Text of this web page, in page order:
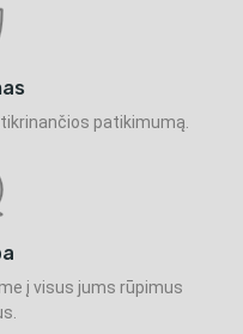
patikimumą.
į visus jums rūpimus